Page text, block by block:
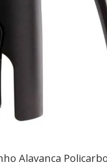
Alavanca